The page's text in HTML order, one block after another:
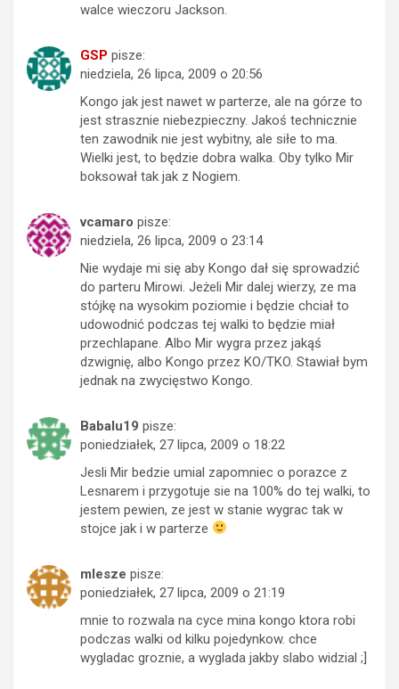
walce wieczoru Jackson.
GSP pisze:
niedziela, 26 lipca, 2009 o 20:56
Kongo jak jest nawet w parterze, ale na górze to
jest strasznie niebezpieczny. Jakoś technicznie
ten zawodnik nie jest wybitny, ale siłe to ma.
Wielki jest, to będzie dobra walka. Oby tylko Mir
boksował tak jak z Nogiem.
vcamaro pisze:
niedziela, 26 lipca, 2009 o 23:14
Nie wydaje mi się aby Kongo dał się sprowadzić
do parteru Mirowi. Jeżeli Mir dalej wierzy, ze ma
stójkę na wysokim poziomie i będzie chciał to
udowodnić podczas tej walki to będzie miał
przechlapane. Albo Mir wygra przez jakąś
dzwignię, albo Kongo przez KO/TKO. Stawiał bym
jednak na zwycięstwo Kongo.
Babalu19 pisze:
poniedziałek, 27 lipca, 2009 o 18:22
Jesli Mir bedzie umial zapomniec o porazce z
Lesnarem i przygotuje sie na 100% do tej walki, to
jestem pewien, ze jest w stanie wygrac tak w
stojce jak i w parterze
mlesze pisze:
poniedziałek, 27 lipca, 2009 o 21:19
mnie to rozwala na cyce mina kongo ktora robi
podczas walki od kilku pojedynkow. chce
wygladac groznie, a wyglada jakby slabo widzial ;]